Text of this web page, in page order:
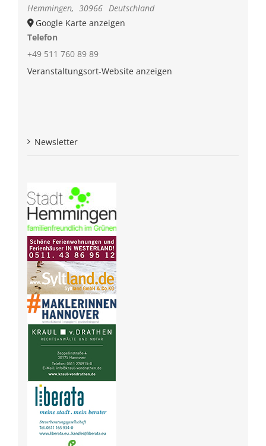
Hemmingen, 30966 Deutschland
Google Karte anzeigen
Telefon
+49 511 760 89 89
Veranstaltungsort-Website anzeigen
Newsletter